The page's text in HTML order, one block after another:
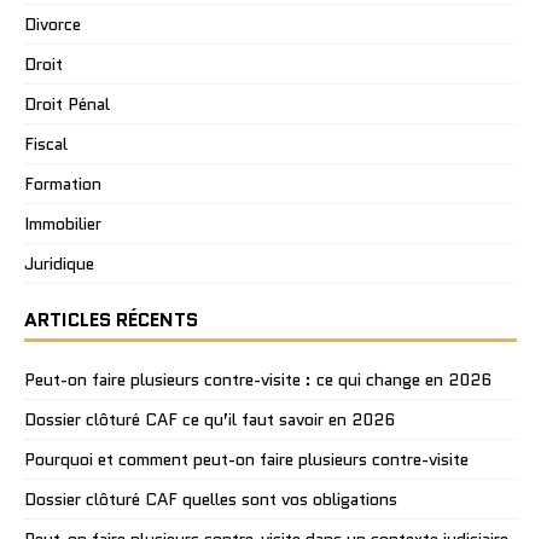
Divorce
Droit
Droit Pénal
Fiscal
Formation
Immobilier
Juridique
ARTICLES RÉCENTS
Peut-on faire plusieurs contre-visite : ce qui change en 2026
Dossier clôturé CAF ce qu’il faut savoir en 2026
Pourquoi et comment peut-on faire plusieurs contre-visite
Dossier clôturé CAF quelles sont vos obligations